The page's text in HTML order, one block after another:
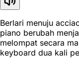
Berlari menuju
piano berubah
melompat secara
keyboard dua kali